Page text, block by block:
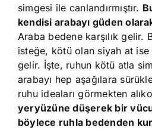
simgesi ile canlandırmıştır.
kendisi arabayı güden
Araba bedene karşılık gelir.
isteğe, kötü olan siyah at ise
gelir. İşte, ruhun kötü atla
arabayı hep aşağılara
ruhu ideaları görmekten
yeryüzüne düşerek bir
böylece ruhla bedenden